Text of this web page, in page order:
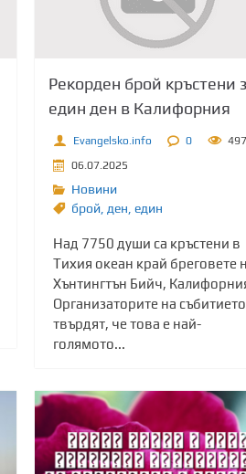
Рекорден брой кръстени
един ден в Калифорния
Evangelsko.info 0
497
06.07.2025
Новини
брой, ден един
Над 7750 души са кръстени в
Тихия океан край бреговете
Хънтингтън Бийч,
Организаторите на събитието
твърдят, че това е най-
голямото...